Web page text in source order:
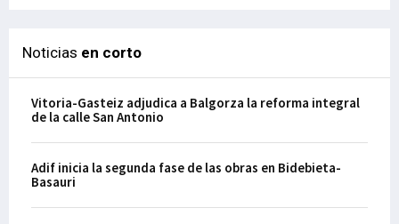
Noticias en corto
Vitoria-Gasteiz adjudica a Balgorza la reforma integral
de la calle San Antonio
Adif inicia la segunda fase de las obras en Bidebieta-
Basauri